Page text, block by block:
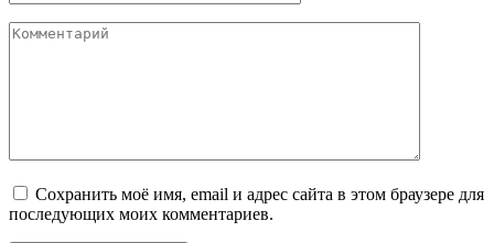
Комментарий
Сохранить моё имя, email и адрес сайта в этом браузере для
последующих моих комментариев.